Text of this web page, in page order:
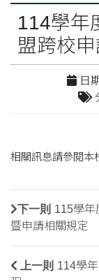
114學年
盟跨校
日
相關訊息請參閱本
下一則 115學年
暨申請相關規定
上一則 114學